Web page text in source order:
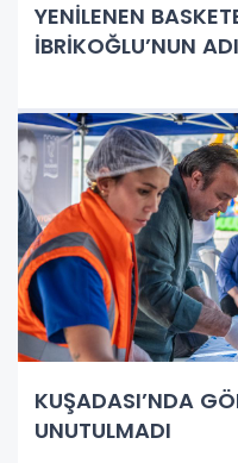
YENİLENEN
İBRİKOĞLU’NUN
KUŞADASI’NDA
UNUTULMADI